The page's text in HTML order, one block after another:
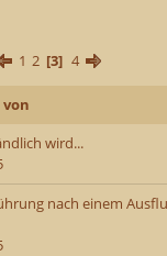
1 2 3 4
wird...
nach einem